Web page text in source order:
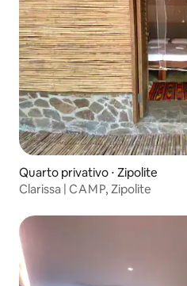
Quarto privativo ⋅ Zipolite
Clarissa | C A M P, Zipolite